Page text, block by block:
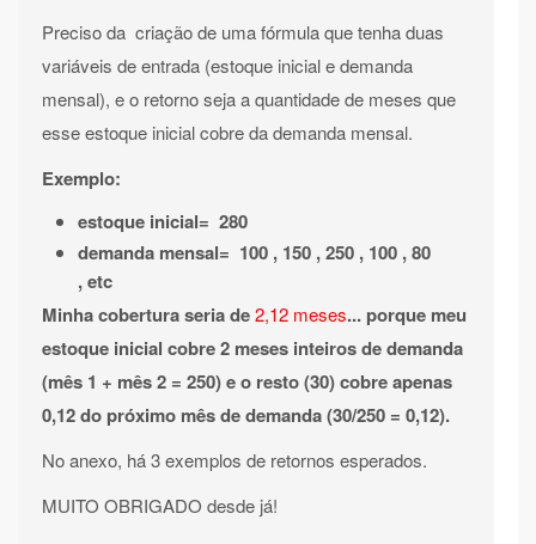
Preciso da criação de uma fórmula que tenha duas
variáveis de entrada (estoque inicial e demanda
mensal), e o retorno seja a quantidade de meses que
esse estoque inicial cobre da demanda mensal.
Exemplo:
estoque inicial= 280
demanda mensal= 100 , 150 , 250 , 100 , 80
, etc
Minha cobertura seria de2,12 meses... porque meu
estoque inicial cobre 2 meses inteiros de demanda
(mês 1 + mês 2 = 250) e o resto (30) cobre apenas
0,12 do próximo mês de demanda (30/250 = 0,12).
No anexo, há 3 exemplos de retornos esperados.
MUITO OBRIGADO desde já!